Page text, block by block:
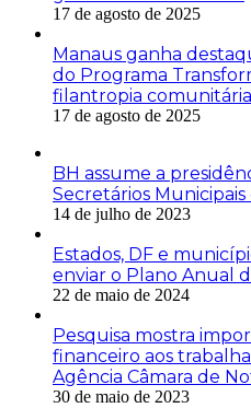
17 de agosto de 2025
Manaus ganha
do Programa
filantropia comunitária
17 de agosto de 2025
BH assume a
Secretários
14 de julho de 2023
Estados, DF e
enviar o Plano Anual
22 de maio de 2024
Pesquisa mostra
financeiro aos
Agência Câmara de
30 de maio de 2023